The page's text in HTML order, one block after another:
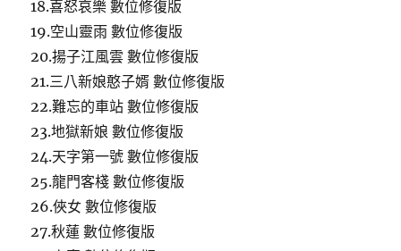
18.喜怒哀樂 數位修復版
19.空山靈雨 數位修復版
20.揚子江風雲 數位修復版
21.三八新娘憨子婿 數位修復版
22.難忘的車站 數位修復版
23.地獄新娘 數位修復版
24.天字第一號 數位修復版
25.龍門客棧 數位修復版
26.俠女 數位修復版
27.秋蓮 數位修復版